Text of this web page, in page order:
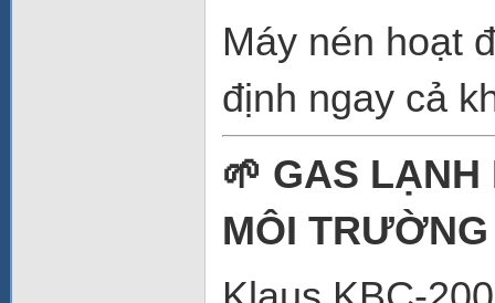
Máy nén hoạt
định ngay cả
🌱 GAS LẠNH
MÔI TRƯỜNG